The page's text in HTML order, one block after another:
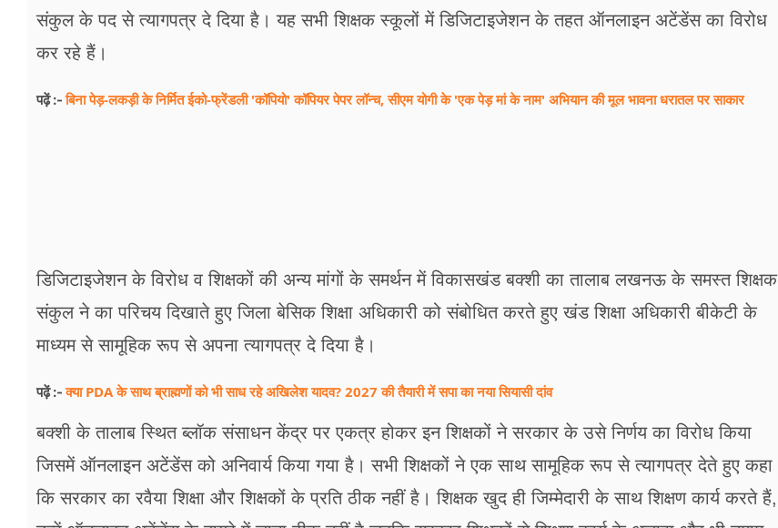
सेहत
ब्‍यूटी
संकुल के पद से त्यागपत्र दे दिया है। यह सभी शिक्षक स्कूलों में डिजिटाइजेशन के तहत ऑनलाइन अटेंडेंस का विरोध
कर रहे हैं।
पढ़ें :-बिना पेड़-लकड़ी के निर्मित ईको-फ्रेंडली 'कॉपियो' कॉपियर पेपर लॉन्च, सीएम योगी के 'एक पेड़ मां के नाम' अभियान की मूल भावना धरातल पर साकार
डिजिटाइजेशन के विरोध व शिक्षकों की अन्य मांगों के समर्थन में विकासखंड बक्शी का तालाब लखनऊ के समस्त शिक्षक
संकुल ने का परिचय दिखाते हुए जिला बेसिक शिक्षा अधिकारी को संबोधित करते हुए खंड शिक्षा अधिकारी बीकेटी के
माध्यम से सामूहिक रूप से अपना त्यागपत्र दे दिया है।
पढ़ें :-क्या PDA के साथ ब्राह्मणों को भी साध रहे अखिलेश यादव? 2027 की तैयारी में सपा का नया सियासी दांव
बक्शी के तालाब स्थित ब्लॉक संसाधन केंद्र पर एकत्र होकर इन शिक्षकों ने सरकार के उसे निर्णय का विरोध किया
जिसमें ऑनलाइन अटेंडेंस को अनिवार्य किया गया है। सभी शिक्षकों ने एक साथ सामूहिक रूप से त्यागपत्र देते हुए कहा
कि सरकार का रवैया शिक्षा और शिक्षकों के प्रति ठीक नहीं है। शिक्षक खुद ही जिम्मेदारी के साथ शिक्षण कार्य करते हैं,